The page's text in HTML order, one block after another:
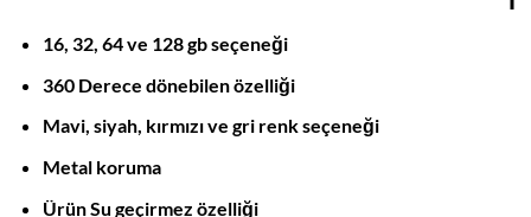
16, 32, 64 ve 128 gb seçeneği
360 Derece dönebilen özelliği
Mavi, siyah, kırmızı ve gri renk seçeneği
Metal koruma
Ürün Su geçirmez özelliği